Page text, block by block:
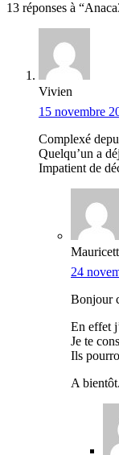
13 réponses à
Vivien
15 novembre
Complexé
Quelqu’un a
Impatient de
24
Bonjour
En effet
Je te
Ils
A bientôt.